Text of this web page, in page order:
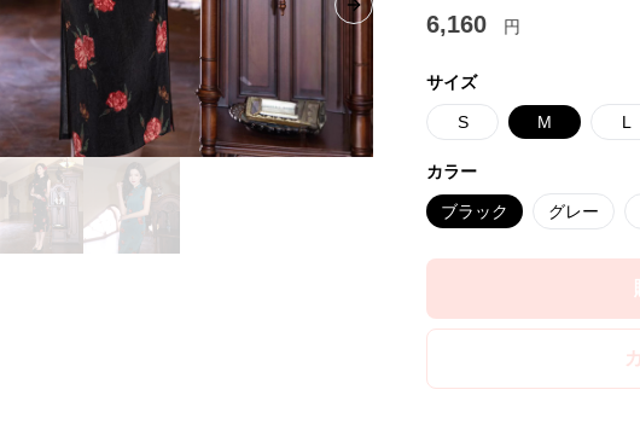
Next slide 6,160 円
サイズ
S M L
カラー
ブラック グレー